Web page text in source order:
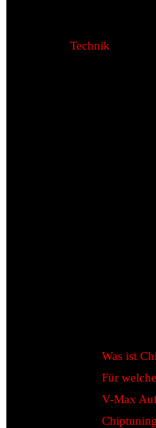
Technik
Was ist
Für
V-Max